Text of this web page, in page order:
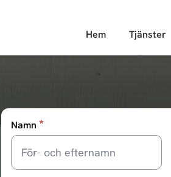
Hem
Tjänster
Namn *